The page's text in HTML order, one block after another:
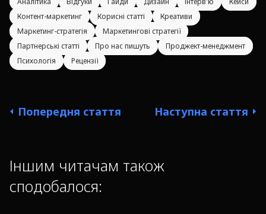
Контент-маркетинг
Корисні статті
Креативи
Маркетинг-стратегія
Маркетингові стратегії
Партнерські статті
Про нас пишуть
Проджект-менеджмент
Психологія
Рецензії
Попередня стаття Наступна стаття
Іншим читачам також
сподобалося: